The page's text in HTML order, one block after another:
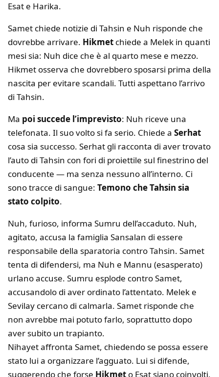
Esat e Harika.
Samet chiede notizie di Tahsin e Nuh risponde che
dovrebbe arrivare. Hikmet chiede a Melek in quanti
mesi sia: Nuh dice che è al quarto mese e mezzo.
Hikmet osserva che dovrebbero sposarsi prima della
nascita per evitare scandali. Tutti aspettano l’arrivo
di Tahsin.
Ma poi succede l’imprevisto: Nuh riceve una
telefonata. Il suo volto si fa serio. Chiede a Serhat
cosa sia successo. Serhat gli racconta di aver trovato
l’auto di Tahsin con fori di proiettile sul finestrino del
conducente — ma senza nessuno all’interno. Ci
sono tracce di sangue: Temono che Tahsin sia
stato colpito.
Nuh, furioso, informa Sumru dell’accaduto. Nuh,
agitato, accusa la famiglia Sansalan di essere
responsabile della sparatoria contro Tahsin. Samet
tenta di difendersi, ma Nuh e Mannu (esasperato)
urlano accuse. Sumru esplode contro Samet,
accusandolo di aver ordinato l’attentato. Melek e
Sevilay cercano di calmarla. Samet risponde che
non avrebbe mai potuto farlo, soprattutto dopo
aver subito un trapianto.
Nihayet affronta Samet, chiedendo se possa essere
stato lui a organizzare l’agguato. Lui si difende,
suggerendo che forse Hikmet o Esat siano coinvolti.